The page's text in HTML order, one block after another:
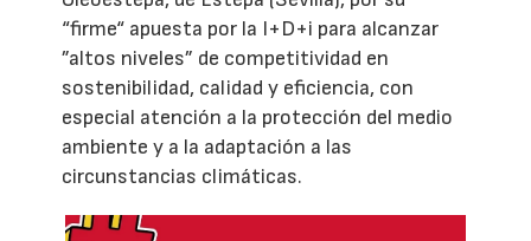
“firme“ apuesta por la I+D+i para alcanzar
”altos niveles” de competitividad en
sostenibilidad, calidad y eficiencia, con
especial atención a la protección del medio
ambiente y a la adaptación a las
circunstancias climáticas.